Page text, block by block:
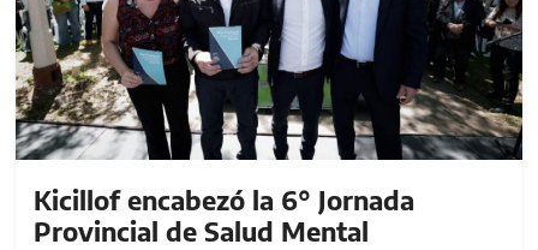
Kicillof encabezó la 6° Jornada
Provincial de Salud Mental